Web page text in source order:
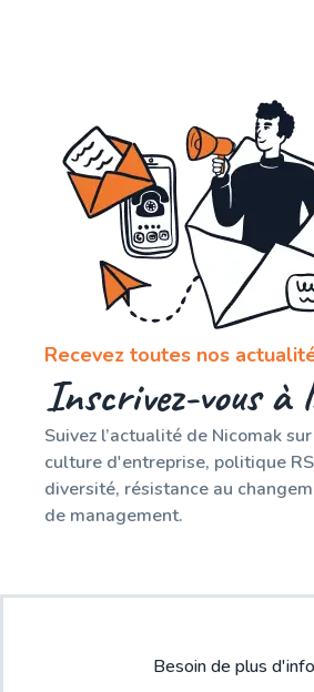
Recevez toutes nos
Inscrivez-vous à
Suivez l’actualité de Nicomak
culture d'entreprise, politique
diversité, résistance au
de management.
Besoin de plus